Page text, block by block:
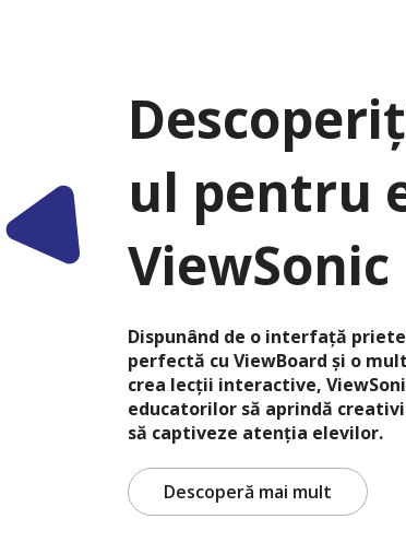
ul pentru
ViewSonic
Dispunând de o interfață
perfectă cu ViewBoard și o
crea lecții interactive,
educatorilor să aprindă
să captiveze atenția elevilor.
Descoperă mai mult